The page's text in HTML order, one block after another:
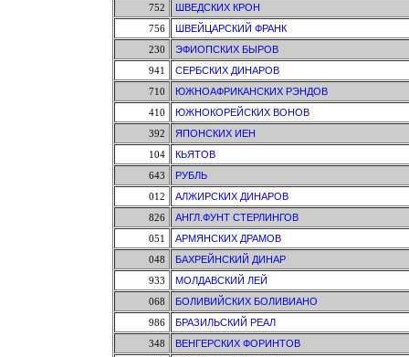
752
ШВЕДСКИХ КРОН
756
ШВЕЙЦАРСКИЙ ФРАНК
230
ЭФИОПСКИХ БЫРОВ
941
СЕРБСКИХ ДИНАРОВ
710
ЮЖНОАФРИКАНСКИХ РЭНДОВ
410
ЮЖНОКОРЕЙСКИХ ВОНОВ
392
ЯПОНСКИХ ИЕН
104
КЬЯТОВ
643
РУБЛЬ
012
АЛЖИРСКИХ ДИНАРОВ
826
АНГЛ.ФУНТ СТЕРЛИНГОВ
051
АРМЯНСКИХ ДРАМОВ
048
БАХРЕЙНСКИЙ ДИНАР
933
МОЛДАВСКИЙ ЛЕЙ
068
БОЛИВИЙСКИХ БОЛИВИАНО
986
БРАЗИЛЬСКИЙ РЕАЛ
348
ВЕНГЕРСКИХ ФОРИНТОВ